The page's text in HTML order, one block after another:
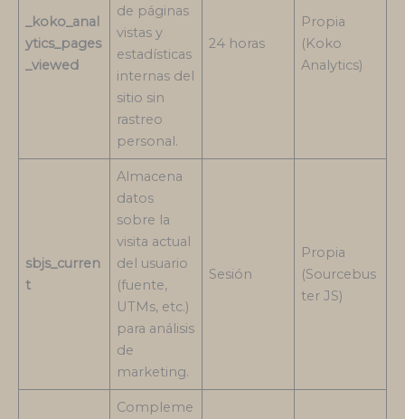
_koko_anal
ytics_pages
_viewed
de páginas
vistas y
estadísticas
internas del
sitio sin
rastreo
personal.
24 horas
Propia
(Koko
Analytics)
sbjs_curren
t
Almacena
datos
sobre la
visita actual
del usuario
(fuente,
UTMs, etc.)
para análisis
de
marketing.
Sesión
Propia
(Sourcebus
ter JS)
Compleme